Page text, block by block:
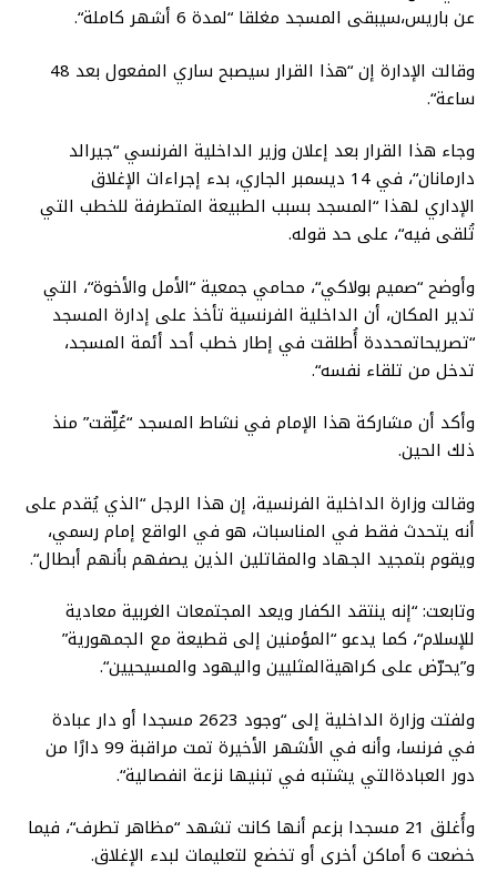
عن باريس،سيبقى المسجد مغلقا “لمدة أشهر كاملة“.
وقالت الإدارة إن“هذا القرار سيصبح ساري المفعول بعد
ساعة“.
وجاء هذا القرار بعد إعلان وزير الداخلية الفرنسي“جيرالد
دارمانان“، في ديسمبر الجاري، بدء إجراءات الإغلاق
الإداري لهذا “المسجد بسبب الطبيعة المتطرفة للخطب التي
تُلقى فيه“، على حد قوله.
وأوضح“صميم بولاكي“، محامي جمعية“الأمل والأخوة“، التي
تدير المكان، أن الداخلية الفرنسية تأخذ على إدارة المسجد
“تصريحاتمحددة أُطلقت في إطار خطب أحد أئمة المسجد،
تدخل من تلقاء نفسه“.
وأكد أن مشاركة هذا الإمام في نشاط المسجد “عُلِّقت” منذ
ذلك الحين.
وقالت وزارة الداخلية الفرنسية، إن هذا الرجل“الذييُقدم على
أنه يتحدث فقط في المناسبات، هو في الواقع إمام رسمي،
ويقوم بتمجيد الجهاد والمقاتلين الذين يصفهم بأنهم أبطال“.
وتابعت: “إنه ينتقد الكفار ويعد المجتمعات الغربية معادية
للإسلام“، كما يدعو“المؤمنين إلى قطيعة مع الجمهورية”
و”يحرّض على كراهيةالمثليين واليهود والمسيحيين“.
ولفتت وزارة الداخلية إلى“وجود مسجدا أو دار عبادة
في فرنسا، وأنه في الأشهر الأخيرة تمت مراقبة دارًا من
دور العبادةالتي يشتبه في تبنيها نزعة انفصالية“.
وأُغلق
مسجدا بزعم أنها كانت تشهد “مظاهر تطرف“، فيما
خضعت
أماكن أخرى أو تخضع لتعليمات لبدء الإغلاق.